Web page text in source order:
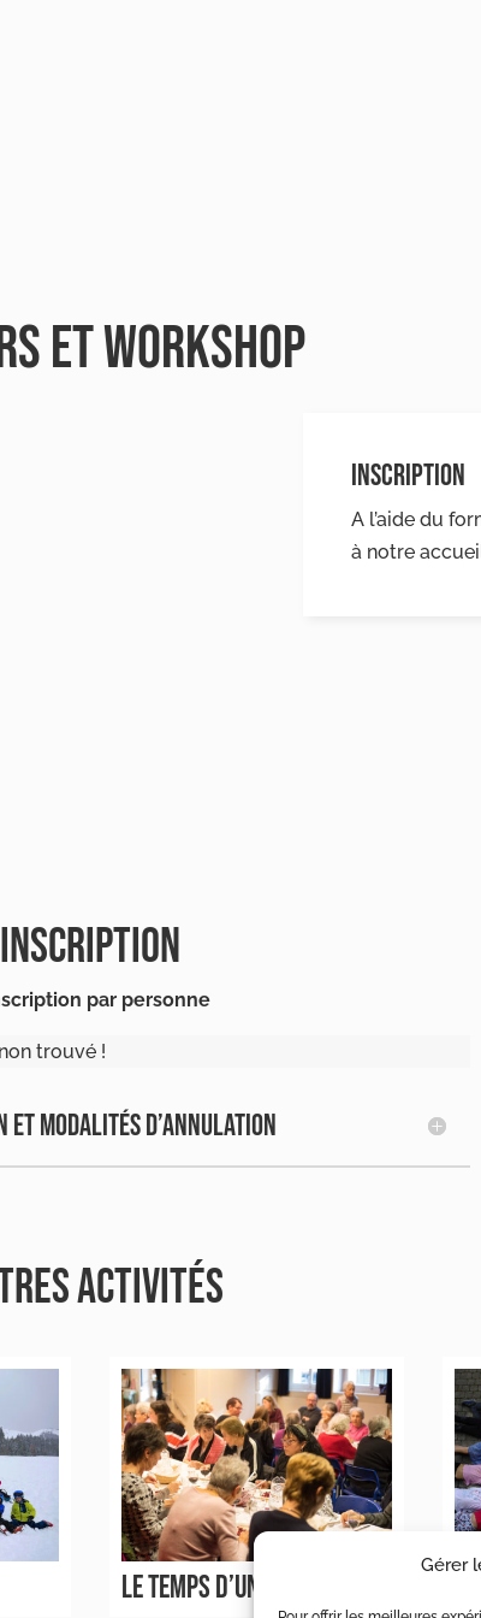
Gérer
ET WORKSHOP
INSCRIPTION
A l’aide du
à notre
INSCRIPTION
par personne
trouvé !
MODALITÉS D’ANNULATION
ACTIVITÉS
LE TEMPS D’UN REPAS